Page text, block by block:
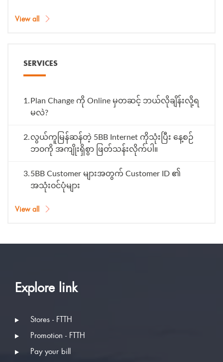
View all
SERVICES
1. Plan Change ကို Online မှတဆင့် ဘယ်လိုချိန်းလို့ရ
မလဲ?
2.လွယ်ကူမြန်ဆန်တဲ့ 5BB Internet ကိုသုံးပြီး နေ့စဉ်
ဘ၀ကို အကျိုးရှိစွာ ဖြတ်သန်းလိုက်ပါ။
3.5BB Customer များအတွက် Customer ID ၏
အသုံး၀င်ပုံများ
View all
Explore link
Stores - FTTH
Promotion - FTTH
Pay your bill